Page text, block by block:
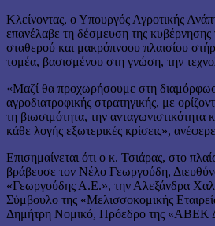
Κλείνοντας, ο Υπουργός Αγροτικής
επανέλαβε τη δέσμευση της κυβέρνησης
σταθερού και μακρόπνοου πλαισίου
τομέα, βασισμένου στη γνώση, την
«Μαζί θα προχωρήσουμε στη
αγροδιατροφικής στρατηγικής, με
τη βιωσιμότητα, την ανταγωνιστικότητα
κάθε λογής εξωτερικές κρίσεις»,
Επισημαίνεται ότι ο κ. Τσιάρας, στο
βράβευσε τον Νέλο Γεωργούδη,
«Γεωργούδης Α.Ε.», την Αλεξάνδρα
Σύμβουλο της «Μελισσοκομικής
Δημήτρη Νομικό, Πρόεδρο της «ΑΒΕΚ